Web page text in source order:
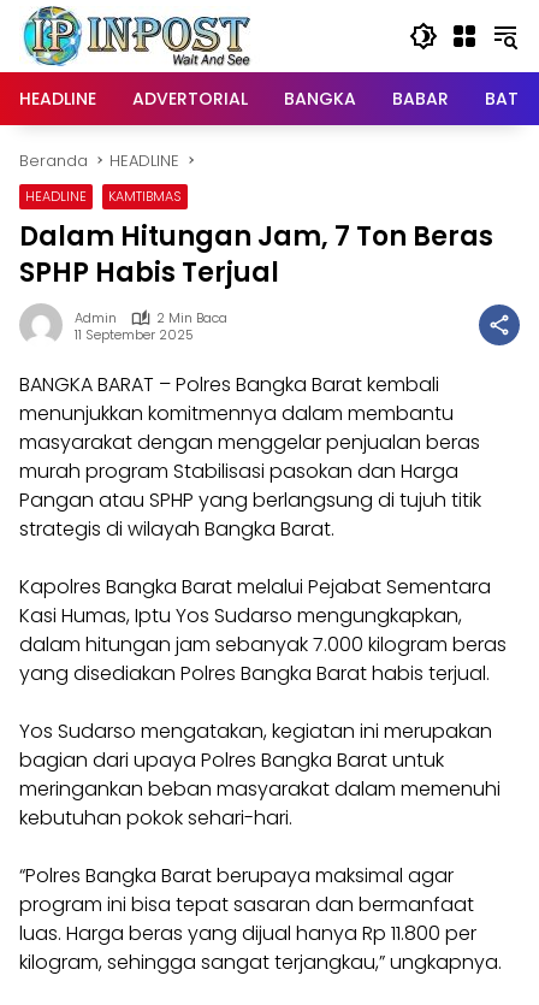
Langsung
konten
HEADLINE
ADVERTORIAL BANGKA BABAR
Beranda HEADLINE
HEADLINE KAMTIBMAS
Dalam Hitungan Jam, 7 Ton Beras
SPHP Habis Terjual
Admin
2 Min Baca
11 September 2025
BANGKA BARAT – Polres Bangka Barat kembali
menunjukkan komitmennya dalam membantu
masyarakat dengan menggelar penjualan beras
murah program Stabilisasi pasokan dan Harga
Pangan atau SPHP yang berlangsung di tujuh titik
strategis di wilayah Bangka Barat.
Kapolres Bangka Barat melalui Pejabat Sementara
Kasi Humas, Iptu Yos Sudarso mengungkapkan,
dalam hitungan jam sebanyak 7.000 kilogram beras
yang disediakan Polres Bangka Barat habis terjual.
Yos Sudarso mengatakan, kegiatan ini merupakan
bagian dari upaya Polres Bangka Barat untuk
meringankan beban masyarakat dalam memenuhi
kebutuhan pokok sehari-hari.
“Polres Bangka Barat berupaya maksimal agar
program ini bisa tepat sasaran dan bermanfaat
luas. Harga beras yang dijual hanya Rp 11.800 per
kilogram, sehingga sangat terjangkau,” ungkapnya.